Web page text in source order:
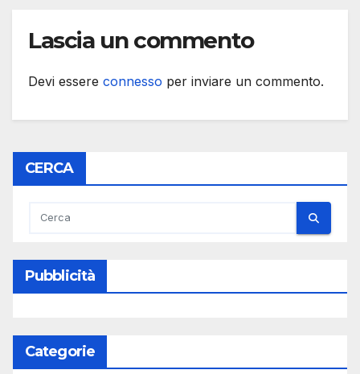
Lascia un commento
Devi essere connesso per inviare un commento.
CERCA
Pubblicità
Categorie